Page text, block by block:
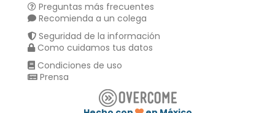
Preguntas más frecuentes
Recomienda a un colega
Seguridad de la información
Como cuidamos tus datos
Condiciones de uso
Prensa